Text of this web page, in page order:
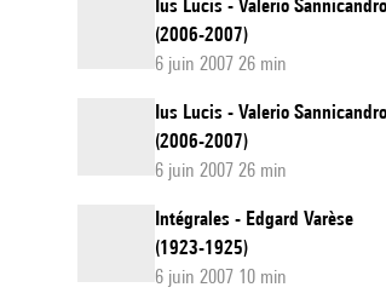
Ius Lucis - Valerio Sannicandro
(2006-2007)
6 juin 2007 26 min
Ius Lucis - Valerio Sannicandro
(2006-2007)
6 juin 2007 26 min
Intégrales - Edgard Varèse
(1923-1925)
6 juin 2007 10 min